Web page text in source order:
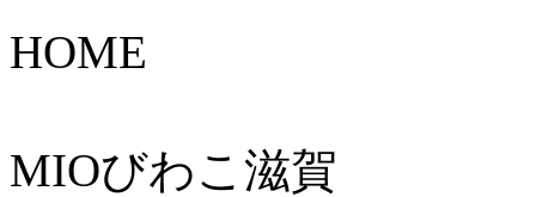
HOME
MIOびわこ滋賀